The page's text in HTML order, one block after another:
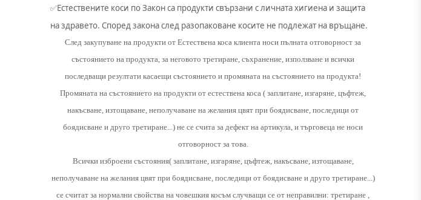
✅Естествените коси по Закон са продукти свързани с личната хигиена и защита
на здравето. Според закона след разопаковане косите не подлежат на връщане.
След закупуване на продукти от Естествена коса клиента носи пълната отговорност за
състоянието на продукта, за неговото третиране, съхранение, използване и всички
последващи резултати касаещи състоянието и промяната на състоянието на продукта!
Промяната на състоянието на продукти от естествена коса ( заплитане, изгаряне, цъфтеж,
накъсване, изтощаване, неполучаване на желания цвят при боядисване, последици от
боядисване и друго третиране...) не се счита за дефект на артикула, и търговеца не носи
отговорност за това.
Всички изброени състояния( заплитане, изгаряне, цъфтеж, накъсване, изтощаване,
неполучаване на желания цвят при боядисване, последици от боядисване и друго третиране...)
се считат за нормални свойства на човешкия косъм случващи се от неправилни: третиране ,